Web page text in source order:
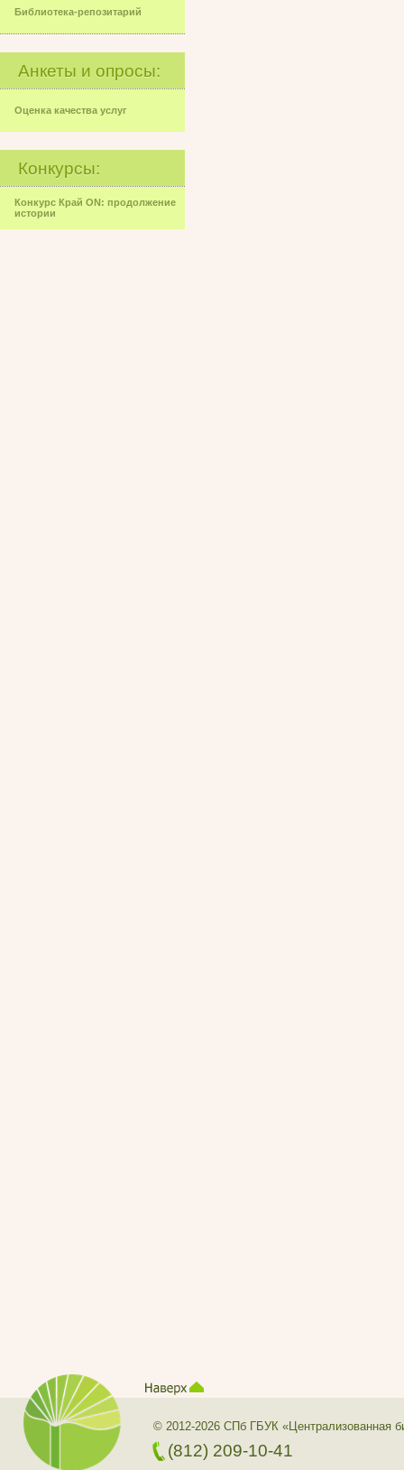
Библиотека-репозитарий
Анкеты и опросы:
Оценка качества услуг
Конкурсы:
Конкурс Край ON: продолжение
истории
© 2012-2026 СПб ГБУК «Централизованная
(812) 209-10-41